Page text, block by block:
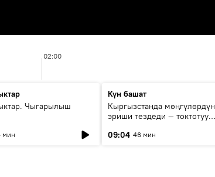
02:00
Чыгарылыш
мин
Күн башат
Кыргызстанда мөңгүлөрдүн
эриши тездеди — токтотуу
09:04 46 мин